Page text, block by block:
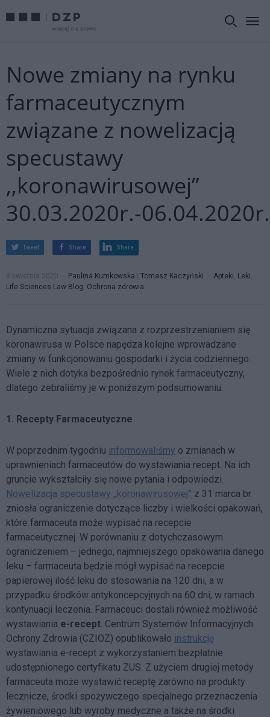
Nowe zmiany na rynku
farmaceutycznym
związane z nowelizacją
specustawy
,,koronawirusowej”
30.03.2020r.-06.04.2020r.
Tweet Share Share
8 kwietnia 2020 Paulina Kumkowska | Tomasz Kaczyński Apteki, Leki,
Life Sciences Law Blog, Ochrona zdrowia
Dynamiczna sytuacja związana z rozprzestrzenianiem się
koronawirusa w Polsce napędza kolejne wprowadzane
zmiany w funkcjonowaniu gospodarki i życia codziennego.
Wiele z nich dotyka bezpośrednio rynek farmaceutyczny,
dlatego zebraliśmy je w poniższym podsumowaniu.
1. Recepty Farmaceutyczne
W poprzednim tygodniu informowaliśmy o zmianach w
uprawnieniach farmaceutów do wystawiania recept. Na ich
gruncie wykształciły się nowe pytania i odpowiedzi.
Nowelizacja specustawy ,,koronawirusowej” z 31 marca br.
zniosła ograniczenie dotyczące liczby i wielkości opakowań,
które farmaceuta może wypisać na recepcie
farmaceutycznej. W porównaniu z dotychczasowym
ograniczeniem – jednego, najmniejszego opakowania danego
leku – farmaceuta będzie mógł wypisać na recepcie
papierowej ilość leku do stosowania na 120 dni, a w
przypadku środków antykoncepcyjnych na 60 dni, w ramach
kontynuacji leczenia. Farmaceuci dostali również możliwość
wystawiania e-recept. Centrum Systemów Informacyjnych
Ochrony Zdrowia (CZIOZ) opublikowało instrukcję
wystawiania e-recept z wykorzystaniem bezpłatnie
udostępnionego certyfikatu ZUS. Z użyciem drugiej metody
farmaceuta może wystawić receptę zarówno na produkty
lecznicze, środki spożywczego specjalnego przeznaczenia
żywieniowego lub wyroby medyczne a także na środki